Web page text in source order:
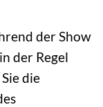
der Show
der Regel
die